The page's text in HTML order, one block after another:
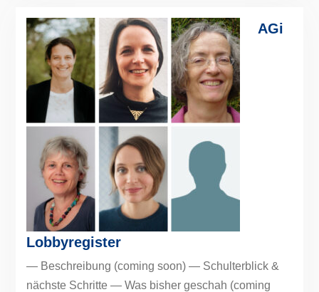
AGi
Lobbyregister
— Beschreibung (coming soon) — Schulterblick &
nächste Schritte — Was bisher geschah (coming